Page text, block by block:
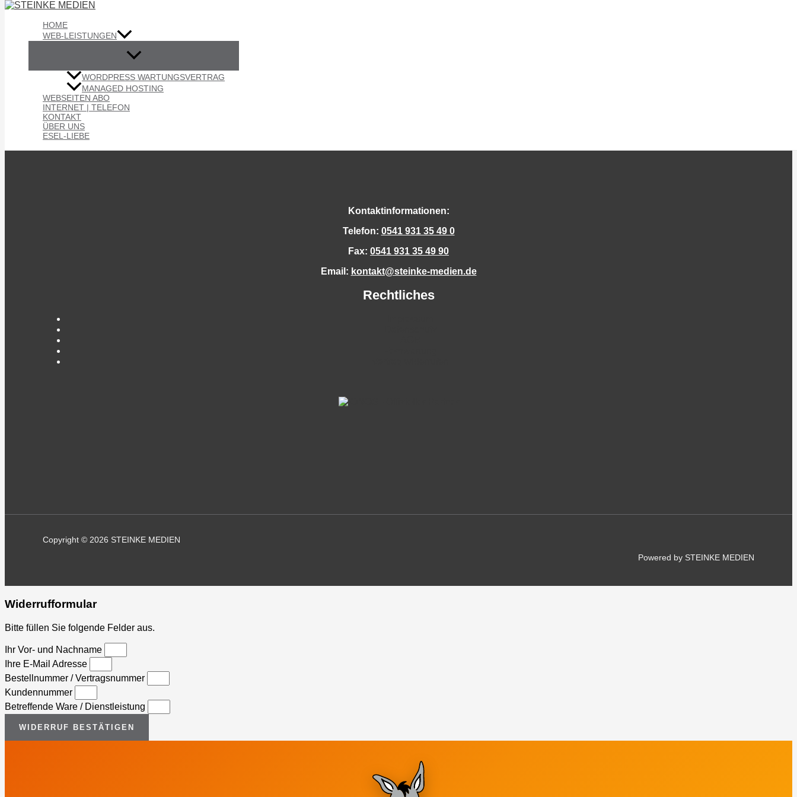
Zum Inhalt springen
HOME
WEB-LEISTUNGEN
WORDPRESS WARTUNGSVERTRAG
MANAGED HOSTING
WEBSEITEN ABO
INTERNET | TELEFON
KONTAKT
ÜBER UNS
ESEL-LIEBE
Warenkorb
[woocommerce_cart]
Kontaktinformationen:
Telefon: 0541 931 35 49 0
Fax: 0541 931 35 49 90
Email: kontakt@steinke-medien.de
Rechtliches
Copyright © 2026 STEINKE MEDIEN
Powered by STEINKE MEDIEN
Widerrufformular
Bitte füllen Sie folgende Felder aus.
Ihr Vor- und Nachname
Ihre E-Mail Adresse
Bestellnummer / Vertragsnummer
Kundennummer
Betreffende Ware / Dienstleistung
WIDERRUF BESTÄTIGEN